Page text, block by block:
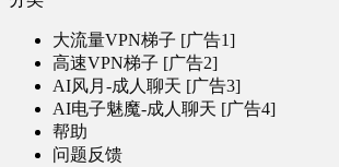
大流量VPN梯子 [广告1]
高速VPN梯子 [广告2]
AI风月-成人聊天 [广告3]
AI电子魅魔-成人聊天 [广告4]
帮助
问题反馈